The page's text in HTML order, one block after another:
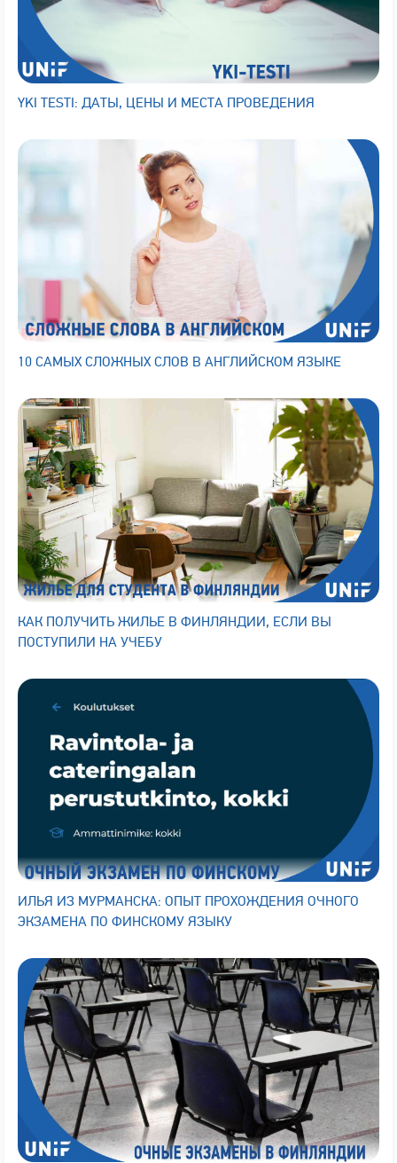
YKI TESTI: ДАТЫ, ЦЕНЫ И МЕСТА ПРОВЕДЕНИЯ
10 САМЫХ СЛОЖНЫХ СЛОВ В АНГЛИЙСКОМ ЯЗЫКЕ
КАК ПОЛУЧИТЬ ЖИЛЬЕ В ФИНЛЯНДИИ, ЕСЛИ ВЫ
ПОСТУПИЛИ НА УЧЕБУ
ИЛЬЯ ИЗ МУРМАНСКА: ОПЫТ ПРОХОЖДЕНИЯ ОЧНОГО
ЭКЗАМЕНА ПО ФИНСКОМУ ЯЗЫКУ